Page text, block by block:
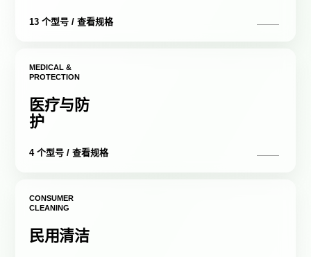
13 个型号 / 查看规格
MEDICAL &
PROTECTION
医疗与防
护
4 个型号 / 查看规格
CONSUMER
CLEANING
民用清洁